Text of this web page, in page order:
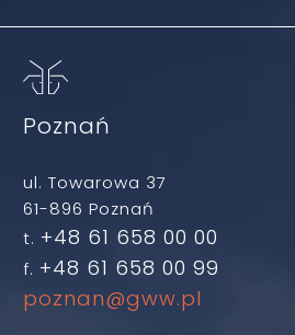
Poznań
ul. Towarowa 37
61-896 Poznań
t. +48 61 658 00 00
f. +48 61 658 00 99
poznan@gww.pl